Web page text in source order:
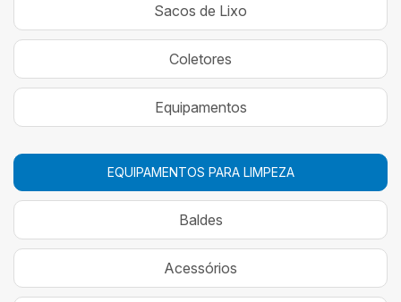
Sacos de Lixo
Coletores
Equipamentos
EQUIPAMENTOS PARA LIMPEZA
Baldes
Acessórios